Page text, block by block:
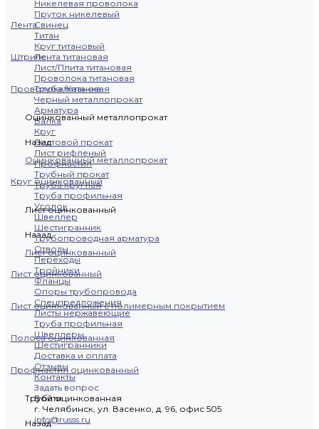
Никелевая проволока
Пруток никелевый
Свинец
Титан
Круг титановый
Лента титановая
Лист/Плита титановая
Проволока титановая
Труба титановая
Черный металлопрокат
Арматура
Балка
Круг
Листовой прокат
Лист рифленый
Профнастил
Трубный прокат
Труба круглая
Труба профильная
Уголок
Швеллер
Шестигранник
Трубопроводная арматура
Отводы
Переходы
Тройники
Фланцы
Опоры трубопровода
Спецпредложения
Листы нержавеющие
Труба профильная
Швеллеры
Шестигранники
Доставка и оплата
Отзывы
Контакты
Задать вопрос
Войти
г. Челябинск, ул. Васенко, д. 96, офис 505
info@russs.ru
Лента
Штрипс
Проволока/Катанка
Оцинкованный металлопрокат
Назад
Оцинкованный металлопрокат
Круг оцинкованный
Лист оцинкованный
Назад
Лист оцинкованный
Лист оцинкованный
Лист оцинкованный с полимерным покрытием
Полоса оцинкованная
Профнастил оцинкованный
Труба оцинкованная
Назад